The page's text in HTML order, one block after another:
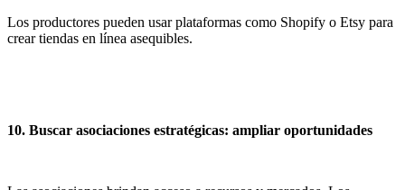
Los productores pueden usar plataformas como Shopify o Etsy para
crear tiendas en línea asequibles.
10. Buscar asociaciones estratégicas: ampliar oportunidades